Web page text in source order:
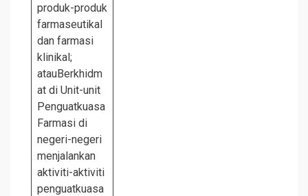
produk-produk
farmaseutikal
dan farmasi
klinikal;
atauBerkhidm
at di Unit-unit
Penguatkuasa
Farmasi di
negeri-negeri
menjalankan
aktiviti-aktiviti
penguatkuasa